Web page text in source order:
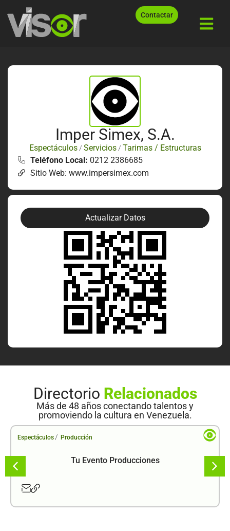
Contactar
Imper Simex, S.A.
Espectáculos/ Servicios/ Tarimas / Estructuras
Teléfono Local: 0212 2386685
Sitio Web: www.impersimex.com
Actualizar Datos
Directorio Relacionados
Más de 48 años conectando talentos y
promoviendo la cultura en Venezuela.
Espectáculos / Producción
Tu Evento Producciones